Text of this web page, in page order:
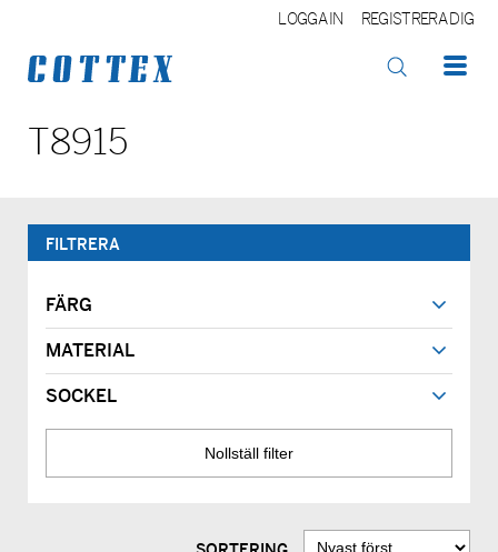
LOGGA IN REGISTRERA DIG
T8915
FILTRERA
FÄRG
MATERIAL
SOCKEL